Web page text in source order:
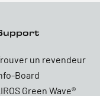
un revendeur
Board
Green Wave®